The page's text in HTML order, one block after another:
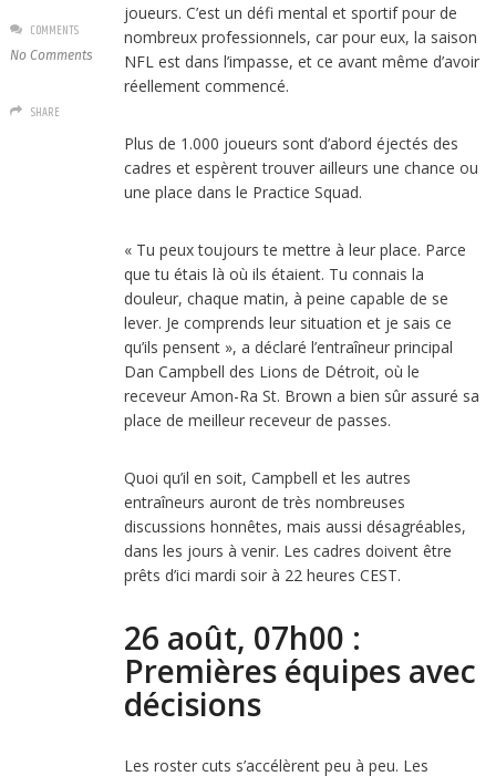
joueurs. C’est un défi mental et sportif pour de
nombreux professionnels, car pour eux, la saison
NFL est dans l’impasse, et ce avant même d’avoir
réellement commencé.
Plus de 1.000 joueurs sont d’abord éjectés des
cadres et espèrent trouver ailleurs une chance ou
une place dans le Practice Squad.
« Tu peux toujours te mettre à leur place. Parce
que tu étais là où ils étaient. Tu connais la
douleur, chaque matin, à peine capable de se
lever. Je comprends leur situation et je sais ce
qu’ils pensent », a déclaré l’entraîneur principal
Dan Campbell des Lions de Détroit, où le
receveur Amon-Ra St. Brown a bien sûr assuré sa
place de meilleur receveur de passes.
Quoi qu’il en soit, Campbell et les autres
entraîneurs auront de très nombreuses
discussions honnêtes, mais aussi désagréables,
dans les jours à venir. Les cadres doivent être
prêts d’ici mardi soir à 22 heures CEST.
26 août, 07h00 :
Premières équipes avec
décisions
Les roster cuts s’accélèrent peu à peu. Les
COMMENTS
No Comments
SHARE